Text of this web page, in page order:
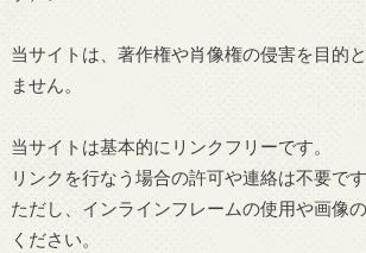
当サイトは、著作権や肖像権の侵害を目的
ません。
当サイトは基本的にリンクフリーです。
リンクを行なう場合の許可や連絡は不要です
ただし、インラインフレームの使用や画像
ください。